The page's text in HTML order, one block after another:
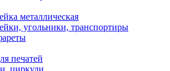
металлическая
угольники, транспортиры
печатей
циркули